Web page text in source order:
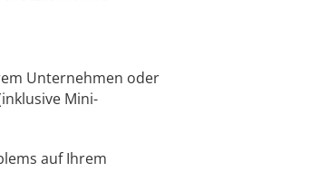
Unternehmen oder
Mini-
auf Ihrem